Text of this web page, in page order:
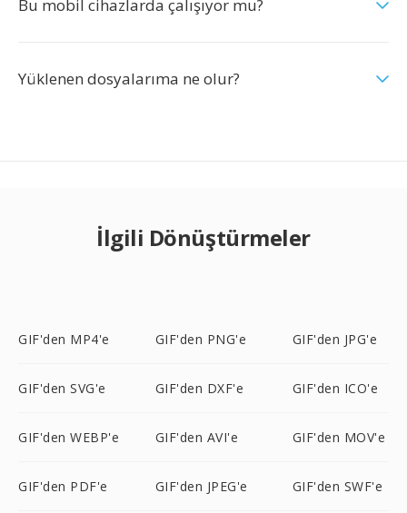
Bu mobil cihazlarda çalışıyor mu?
Yüklenen dosyalarıma ne olur?
İlgili Dönüştürmeler
GIF'den MP4'e GIF'den PNG'e GIF'den JPG'e
GIF'den SVG'e GIF'den DXF'e GIF'den ICO'e
GIF'den WEBP'e GIF'den AVI'e GIF'den MOV'e
GIF'den PDF'e GIF'den JPEG'e GIF'den SWF'e